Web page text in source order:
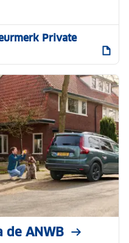
Private
ANWB